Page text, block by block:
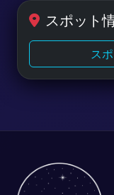
スポット
ス